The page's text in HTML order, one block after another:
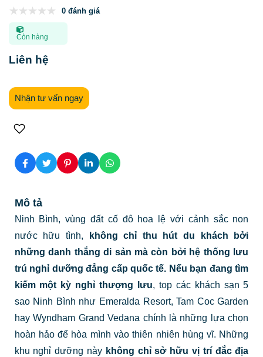
0 đánh giá
Còn hàng
Liên hệ
Nhận tư vấn ngay
Mô tả
Ninh Bình, vùng đất cố đô hoa lệ với cảnh sắc non
nước hữu tình,
không chỉ thu hút du khách bởi
những danh thắng di sản mà còn bởi hệ thống lưu
trú nghỉ dưỡng đẳng cấp quốc tế. Nếu bạn đang tìm
kiếm một kỳ nghỉ thượng lưu, top các khách sạn 5
sao Ninh Bình như Emeralda Resort, Tam Coc Garden
hay Wyndham Grand Vedana chính là những lựa chọn
hoàn hảo để hòa mình vào thiên nhiên hùng vĩ. Những
khu nghỉ dưỡng này không chỉ sở hữu vị trí đắc địa